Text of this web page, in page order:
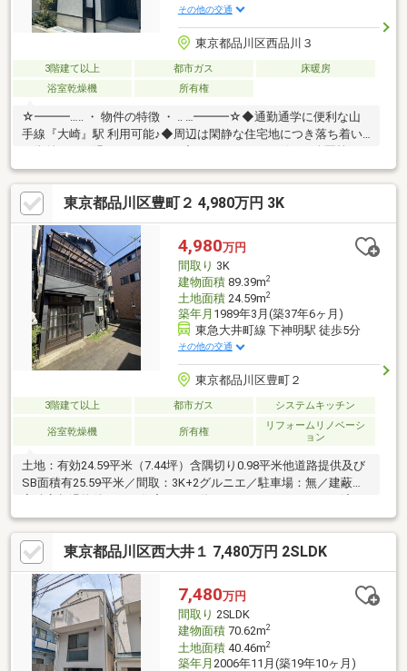
その他の交通
東京都品川区西品川３
3階建て以上 都市ガス
床暖房
浴室乾燥機
所有権
☆━━━…‥ ・ 物件の特徴 ・ ‥ …━━━☆◆通勤通学に便利な山
手線『大崎』駅 利用可能♪◆周辺は閑静な住宅地につき落ち着い
生活環境良好♪◆同仕様モデルハウスのご案内や建物プレゼンテ
ーションも随時受付中♪是非、現地をご確認ください！
☆━━━…‥ ・ ━☆━ ・ ‥…━━━☆【アドキャスト池袋支店】板
橋区大山にお店がございます。豊島区・板橋区・北区・練馬区の
物件情報はアドキャストまで！都内に13店舗展開！未公開物件多
数！物件探しのお困りの方はぜひ、アドキャストまで♪
東京都品川区豊町２ 4,980万円 3K
4,980万円
間取り 3K
建物面積89.39m2
土地面積24.59m2
築年月 1989年3月(築37年6ヶ月)
東急大井町線 下神明駅 徒歩5分
その他の交通
東京都品川区豊町２
3階建て以上 都市ガス システムキッチン
浴室乾燥機 所有権
リフォームリノベーシ
ョン
土地：有効24.59平米（7.44坪）含隅切り0.98平米他道路提供及び
SB面積有25.59平米／間取：3K+2グルニエ／駐車場：無／建蔽・
（令和8年7月13日完了）室内：キッチン・バス・トイレ・洗面交
換、給湯器交換、全室洋室、建具新規、電気工事（50アンペア）
外装他：外壁・屋根塗装、バルコニー防水、建物内給水・給湯管
新規、基礎を一部鉄筋補強
東京都品川区西大井１ 7,480万円 2SLDK
7,480万円
間取り 2SLDK
建物面積70.62m2
土地面積40.46m2
築年月 2006年11月(築19年10ヶ月)